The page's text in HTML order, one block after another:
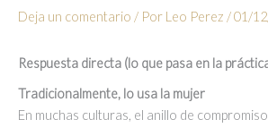
Deja un comentario / Por Leo Perez /01/
Respuesta directa (lo que pasa en la
Tradicionalmente, lo usa la mujer
En muchas culturas, el anillo de